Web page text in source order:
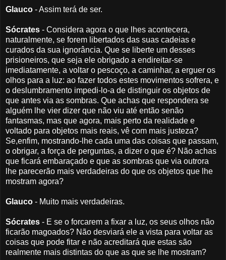
Glauco - Assim terá de ser.
Sócrates - Considera agora o que lhes acontecera,
naturalmente, se forem libertados das suas cadeias e
curados da sua ignorância. Que se liberte um desses
prisioneiros, que seja ele obrigado a endireitar-se
imediatamente, a voltar o pescoço, a caminhar, a erguer os
olhos para a luz: ao fazer todos estes movimentos sofrera, e
o deslumbramento impedi-lo-a de distinguir os objetos de
que antes via as sombras. Que achas que respondera se
alguém lhe vier dizer que não viu até então senão
fantasmas, mas que agora, mais perto da realidade e
voltado para objetos mais reais, vê com mais justeza?
Se,enfim, mostrando-lhe cada uma das coisas que passam,
o obrigar, a força de perguntas, a dizer o que é? Não achas
que ficará embaraçado e que as sombras que via outrora
lhe parecerão mais verdadeiras do que os objetos que lhe
mostram agora?
Glauco - Muito mais verdadeiras.
Sócrates - E se o forcarem a fixar a luz, os seus olhos não
ficarão magoados? Não desviará ele a vista para voltar as
coisas que pode fitar e não acreditará que estas são
realmente mais distintas do que as que se lhe mostram?